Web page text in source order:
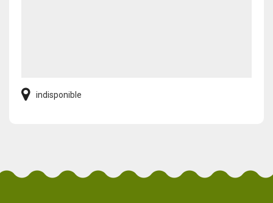
indisponible